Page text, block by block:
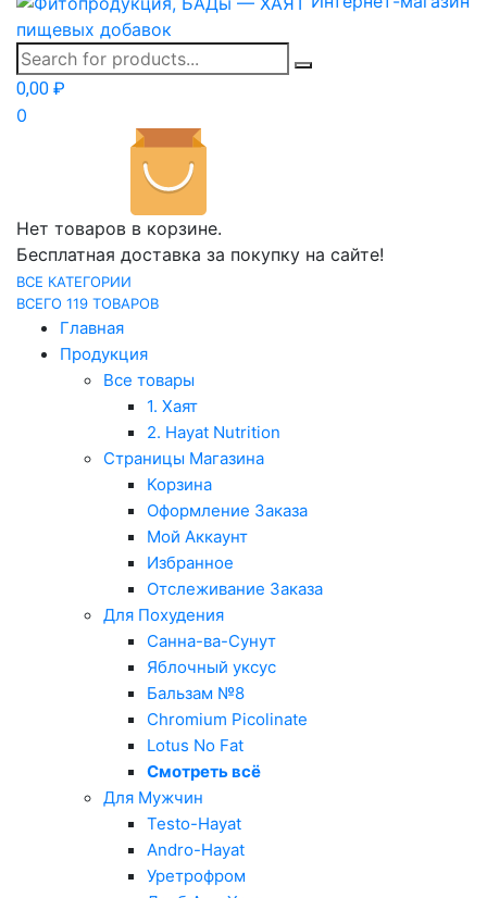
пищевых добавок
0,00 ₽
0
Нет товаров в корзине.
Бесплатная доставка за покупку на сайте!
ВСЕ КАТЕГОРИИ
ВСЕГО 119 ТОВАРОВ
Главная
Продукция
Все товары
1. Хаят
2. Hayat Nutrition
Страницы Магазина
Корзина
Оформление Заказа
Мой Аккаунт
Избранное
Отслеживание Заказа
Для Похудения
Санна-ва-Сунут
Яблочный уксус
Бальзам №8
Chromium Picolinate
Lotus No Fat
Смотреть всё
Для Мужчин
Testo-Hayat
Andro-Hayat
Уретрофром